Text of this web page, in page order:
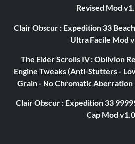
Revised Mod
Clair Obscur : Expedition 33
Ultra Facile Mod
The Elder Scrolls IV : Oblivion
Engine Tweaks (Anti-Stutters -
Grain - No Chromatic Aberration
Clair Obscur : Expedition 33
Cap Mod v1.0